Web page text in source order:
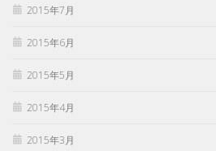
2015年7月
2015年6月
2015年5月
2015年4月
2015年3月